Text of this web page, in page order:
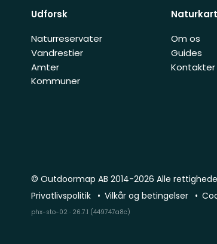
Udforsk
Naturreservater
Vandrestier
Amter
Kommuner
Om os
Guides
Kontakter
© Outdoormap AB 2014-2026 Alle
Privatlivspolitik
Vilkår og betingelser
phx-sto-02 · 26.7.1 (449747a8c)